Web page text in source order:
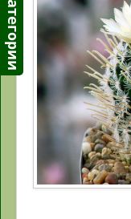
Контакты